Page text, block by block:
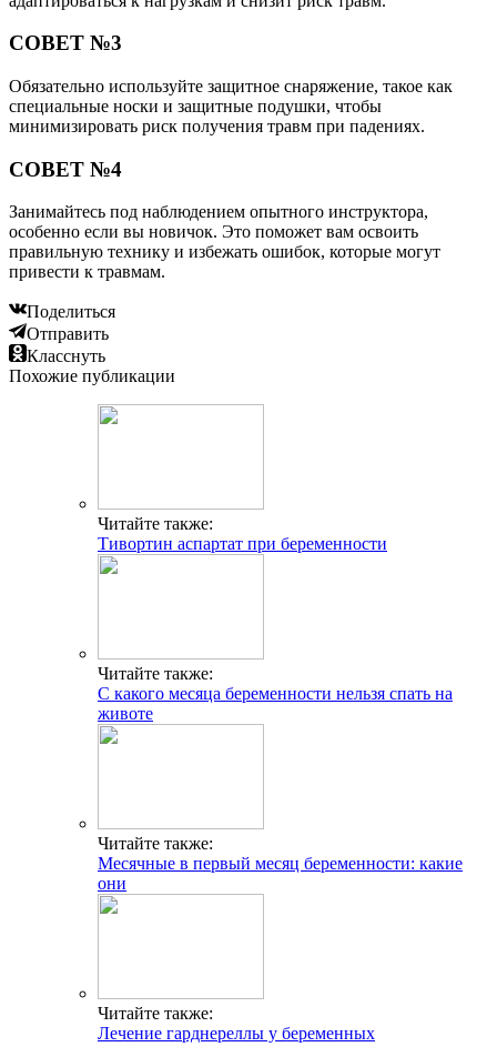
СОВЕТ №3
Обязательно используйте защитное снаряжение, такое как
специальные носки и защитные подушки, чтобы
минимизировать риск получения травм при падениях.
СОВЕТ №4
Занимайтесь под наблюдением опытного инструктора,
особенно если вы новичок. Это поможет вам освоить
правильную технику и избежать ошибок, которые могут
привести к травмам.
Поделиться
Отправить
Класснуть
Похожие публикации
Читайте также:
Тивортин аспартат при беременности
Читайте также:
С какого месяца беременности нельзя спать на
животе
Читайте также:
Месячные в первый месяц беременности: какие
они
Читайте также:
Лечение гарднереллы у беременных